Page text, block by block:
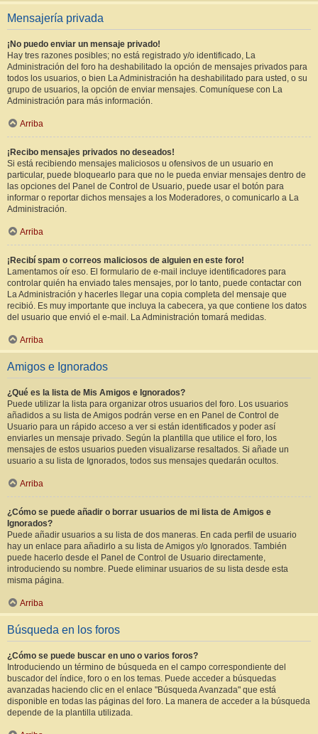
Mensajería privada
¡No puedo enviar un mensaje privado!
Hay tres razones posibles; no está registrado y/o identificado, La
Administración del foro ha deshabilitado la opción de mensajes privados para
todos los usuarios, o bien La Administración ha deshabilitado para usted, o su
grupo de usuarios, la opción de enviar mensajes. Comuníquese con La
Administración para más información.
Arriba
¡Recibo mensajes privados no deseados!
Si está recibiendo mensajes maliciosos u ofensivos de un usuario en
particular, puede bloquearlo para que no le pueda enviar mensajes dentro de
las opciones del Panel de Control de Usuario, puede usar el botón para
informar o reportar dichos mensajes a los Moderadores, o comunicarlo a La
Administración.
Arriba
¡Recibí spam o correos maliciosos de alguien en este foro!
Lamentamos oír eso. El formulario de e-mail incluye identificadores para
controlar quién ha enviado tales mensajes, por lo tanto, puede contactar con
La Administración y hacerles llegar una copia completa del mensaje que
recibió. Es muy importante que incluya la cabecera, ya que contiene los datos
del usuario que envió el e-mail. La Administración tomará medidas.
Arriba
Amigos e Ignorados
¿Qué es la lista de Mis Amigos e Ignorados?
Puede utilizar la lista para organizar otros usuarios del foro. Los usuarios
añadidos a su lista de Amigos podrán verse en en Panel de Control de
Usuario para un rápido acceso a ver si están identificados y poder así
enviarles un mensaje privado. Según la plantilla que utilice el foro, los
mensajes de estos usuarios pueden visualizarse resaltados. Si añade un
usuario a su lista de Ignorados, todos sus mensajes quedarán ocultos.
Arriba
¿Cómo se puede añadir o borrar usuarios de mi lista de Amigos e
Ignorados?
Puede añadir usuarios a su lista de dos maneras. En cada perfil de usuario
hay un enlace para añadirlo a su lista de Amigos y/o Ignorados. También
puede hacerlo desde el Panel de Control de Usuario directamente,
introduciendo su nombre. Puede eliminar usuarios de su lista desde esta
misma página.
Arriba
Búsqueda en los foros
¿Cómo se puede buscar en uno o varios foros?
Introduciendo un término de búsqueda en el campo correspondiente del
buscador del índice, foro o en los temas. Puede acceder a búsquedas
avanzadas haciendo clic en el enlace "Búsqueda Avanzada" que está
disponible en todas las páginas del foro. La manera de acceder a la búsqueda
depende de la plantilla utilizada.